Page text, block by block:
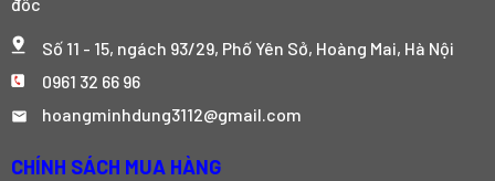
Số 11 - 15, ngách 93/29, Phố Yên Sở, Hoàng Mai, Hà Nội
0961 32 66 96
hoangminhdung3112@gmail.com
CHÍNH SÁCH MUA HÀNG